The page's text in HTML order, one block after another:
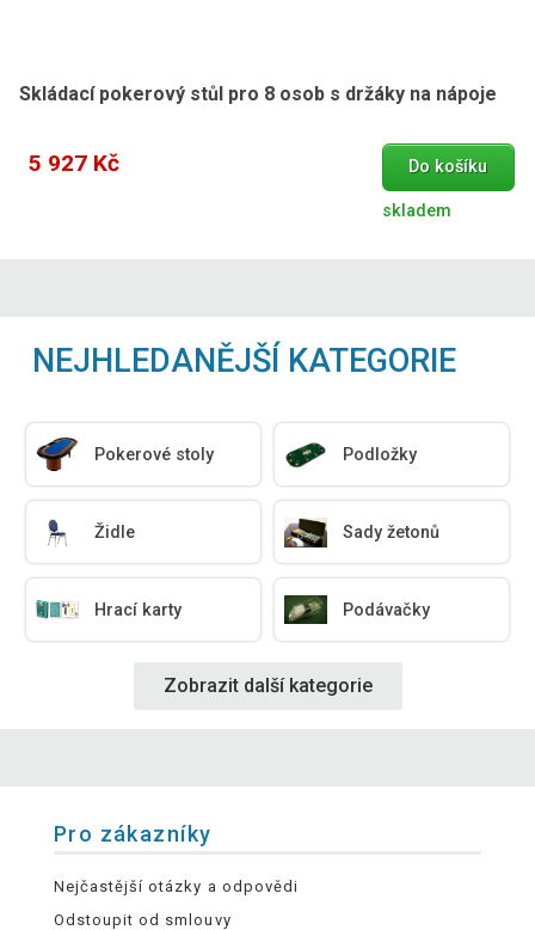
Skládací pokerový stůl pro 8 osob s držáky na nápoje
5 927 Kč Do košíku
skladem
NEJHLEDANĚJŠÍ KATEGORIE
Pokerové stoly Podložky
Židle Sady žetonů
Hrací karty Podávačky
Zobrazit další kategorie
Pro zákazníky
Nejčastější otázky a odpovědi
Odstoupit od smlouvy